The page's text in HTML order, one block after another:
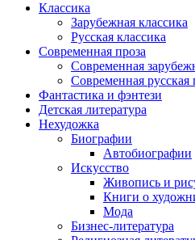
Классика
Зарубежная классика
Русская классика
Современная проза
Современная
Современная русская
Фантастика и фэнтези
Детская литература
Нехудожка
Биографии
Автобиографии
Искусство
Живопись и
Книги о
Мода
Бизнес-литература